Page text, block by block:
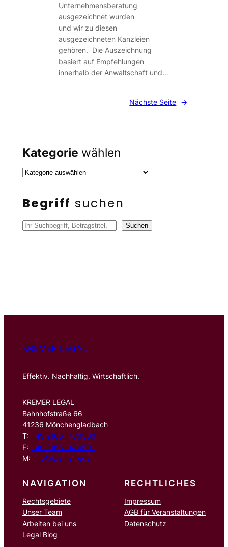
Unternehmensberatung
ausgezeichnet wurden
und wir zu diesen
ausgezeichneten Kanzleien
gehören. Die Auszeichnung
basiert auf Empfehlungen
innerhalb der Anwaltschaft und…
Nächste Seite →
Kategorie wählen
Begriff suchen
S
Suchen
KREMER LEGAL
Effektiv. Nachhaltig. Wirtschaftlich.
KREMER LEGAL
Bahnhofstraße 66
41236 Mönchengladbach
T: +49 2166 1470500
F: +49 2166 1470501
M: info@kremer.legal
NAVIGATION
Rechtsgebiete
Unser Team
Arbeiten bei uns
Legal Blog
RECHTLICHES
Impressum
AGB für Veranstaltungen
Datenschutz